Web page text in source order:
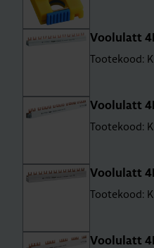
Voo­lu­latt
Tootekood:
Voo­lu­latt
Tootekood:
Voo­lu­latt
Tootekood:
Voo­lu­latt